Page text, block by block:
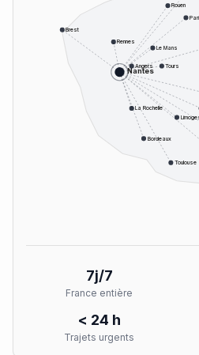
Nantes
Toulouse
Bordeaux
Rennes
Angers
Le Mans
Tours
Rouen
Brest
La Rochelle
7j/7
France entière
< 24 h
Trajets urgents